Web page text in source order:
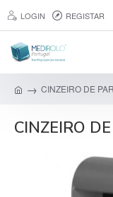
LOGIN REGISTAR
CINZEIRO DE
CINZEIRO